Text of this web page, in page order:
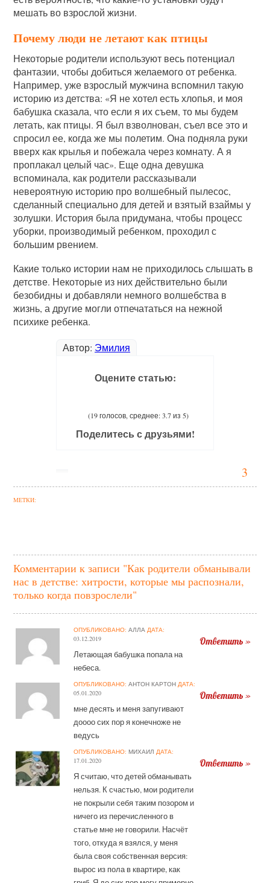
3
мешать во взрослой жизни.
Почему люди не летают как птицы
Некоторые родители используют весь потенциал
фантазии, чтобы добиться желаемого от ребенка.
Например, уже взрослый мужчина вспомнил такую
историю из детства: «Я не хотел есть хлопья, и моя
бабушка сказала, что если я их съем, то мы будем
летать, как птицы. Я был взволнован, съел все это и
спросил ее, когда же мы полетим. Она подняла руки
вверх как крылья и побежала через комнату. А я
проплакал целый час». Еще одна девушка
вспоминала, как родители рассказывали
невероятную историю про волшебный пылесос,
сделанный специально для детей и взятый взаймы у
золушки. История была придумана, чтобы процесс
уборки, производимый ребенком, проходил с
большим рвением.
Какие только истории нам не приходилось слышать в
детстве. Некоторые из них действительно были
безобидны и добавляли немного волшебства в
жизнь, а другие могли отпечататься на нежной
психике ребенка.
Автор: Эмилия
Оцените статью:
(19 голосов, среднее: 3.7 из 5)
Поделитесь с друзьями!
МЕТКИ:
Комментарии к записи "Как родители обманывали
нас в детстве: хитрости, которые мы распознали,
только когда повзрослели"
ОПУБЛИКОВАНО: АЛЛА ДАТА:
03.12.2019
Летающая бабушка попала на
небеса.
Ответить »
ОПУБЛИКОВАНО: АНТОН КАРТОН ДАТА:
05.01.2020
мне десять и меня запугивают
доооо сих пор я конечноже не
ведусь
Ответить »
ОПУБЛИКОВАНО: МИХАИЛ ДАТА:
17.01.2020
Я считаю, что детей обманывать
нельзя. К счастью, мои родители
не покрыли себя таким позором и
ничего из перечисленного в
статье мне не говорили. Насчёт
того, откуда я взялся, у меня
была своя собственная версия:
вырос из пола в квартире, как
Ответить »